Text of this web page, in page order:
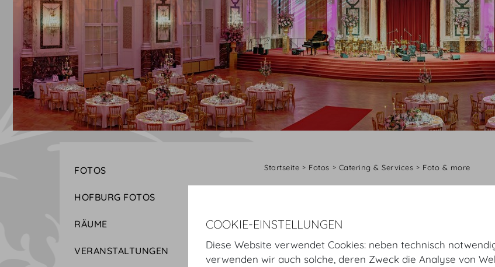
FOTOS
HOFBURG FOTOS
RÄUME
VERANSTALTUNGEN
Startseite Fotos Catering & Services Foto & more
GALERIE
COOKIE-EINSTELLUNGEN
Diese Website verwendet Cookies: neben technisch
verwenden wir auch solche, deren Zweck die Analyse von